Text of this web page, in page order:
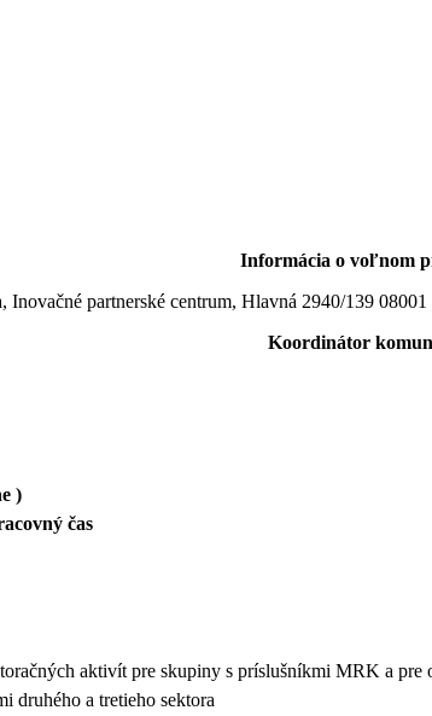
Informácia o voľnom
Inovačné partnerské centrum, Hlavná 2940/139
Koordinátor
)
čas
aktivít pre skupiny s príslušníkmi MRK a pre
druhého a tretieho sektora